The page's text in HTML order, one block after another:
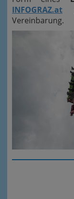
INFOGRAZ.at
Vereinbarung.